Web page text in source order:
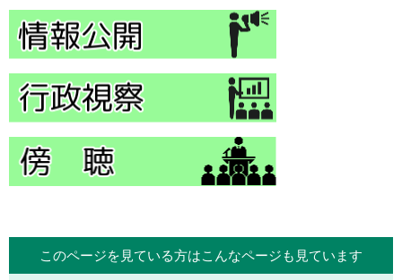
このページを見ている方はこんなページも見ています